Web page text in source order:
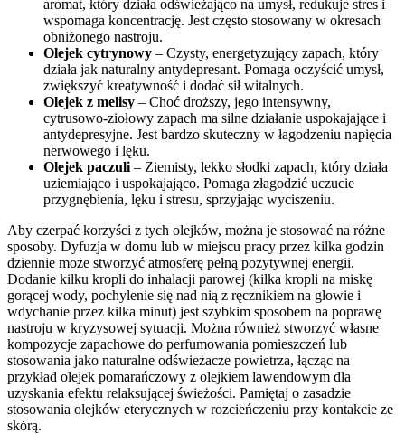
aromat, który działa odświeżająco na umysł, redukuje stres i
wspomaga koncentrację. Jest często stosowany w okresach
obniżonego nastroju.
Olejek cytrynowy – Czysty, energetyzujący zapach, który
działa jak naturalny antydepresant. Pomaga oczyścić umysł,
zwiększyć kreatywność i dodać sił witalnych.
Olejek z melisy – Choć droższy, jego intensywny,
cytrusowo-ziołowy zapach ma silne działanie uspokajające i
antydepresyjne. Jest bardzo skuteczny w łagodzeniu napięcia
nerwowego i lęku.
Olejek paczuli – Ziemisty, lekko słodki zapach, który działa
uziemiająco i uspokajająco. Pomaga złagodzić uczucie
przygnębienia, lęku i stresu, sprzyjając wyciszeniu.
Aby czerpać korzyści z tych olejków, można je stosować na różne
sposoby. Dyfuzja w domu lub w miejscu pracy przez kilka godzin
dziennie może stworzyć atmosferę pełną pozytywnej energii.
Dodanie kilku kropli do inhalacji parowej (kilka kropli na miskę
gorącej wody, pochylenie się nad nią z ręcznikiem na głowie i
wdychanie przez kilka minut) jest szybkim sposobem na poprawę
nastroju w kryzysowej sytuacji. Można również stworzyć własne
kompozycje zapachowe do perfumowania pomieszczeń lub
stosowania jako naturalne odświeżacze powietrza, łącząc na
przykład olejek pomarańczowy z olejkiem lawendowym dla
uzyskania efektu relaksującej świeżości. Pamiętaj o zasadzie
stosowania olejków eterycznych w rozcieńczeniu przy kontakcie ze
skórą.